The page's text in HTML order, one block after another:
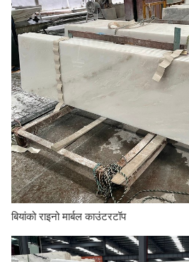
बियांको राइनो मार्बल काउंटरटॉप